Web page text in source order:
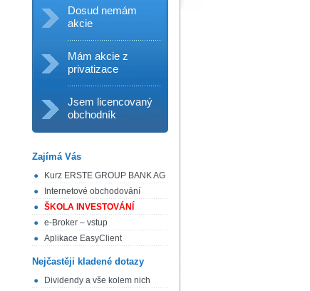
Dosud nemám
akcie
Mám akcie z
privatizace
Jsem licencovaný
obchodník
Zajímá Vás
Kurz ERSTE GROUP BANK AG
Internetové obchodování
ŠKOLA INVESTOVÁNÍ
e-Broker – vstup
Aplikace EasyClient
Nejčastěji kladené dotazy
Dividendy a vše kolem nich